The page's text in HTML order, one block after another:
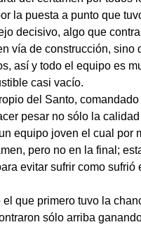
la puesta a punto que
decisivo, algo que
vía de construcción, sino
así y todo el equipo es
casi vacío.
del Santo,
pesar no sólo la
equipo joven el cual por
pero no en la final;
evitar sufrir como sufrió
que primero tuvo la
sólo arriba